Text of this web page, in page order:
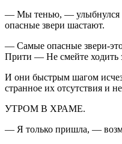
— Мы тенью, — улыбнулся
опасные звери шастают.
— Самые опасные звери-
Прити — Не смейте ходить
И они быстрым шагом
странное их отсутствия и
УТРОМ В ХРАМЕ.
— Я только пришла, —